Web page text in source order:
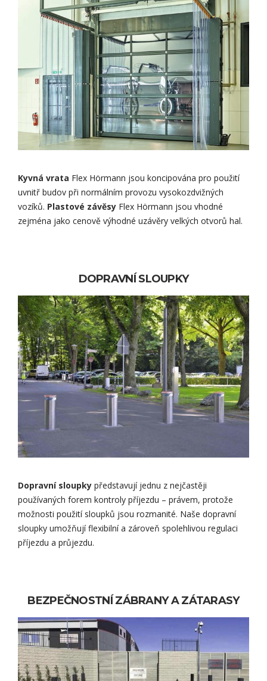
Kyvná vrata Flex Hörmann jsou koncipována pro použití
uvnitř budov při normálním provozu vysokozdvižných
vozíků. Plastové závěsy Flex Hörmann jsou vhodné
zejména jako cenově výhodné uzávěry velkých otvorů hal.
DOPRAVNÍ SLOUPKY
Dopravní sloupky představují jednu z nejčastěji
používaných forem kontroly příjezdu – právem, protože
možnosti použití sloupků jsou rozmanité. Naše dopravní
sloupky umožňují flexibilní a zároveň spolehlivou regulaci
příjezdu a průjezdu.
BEZPEČNOSTNÍ ZÁBRANY A ZÁTARASY